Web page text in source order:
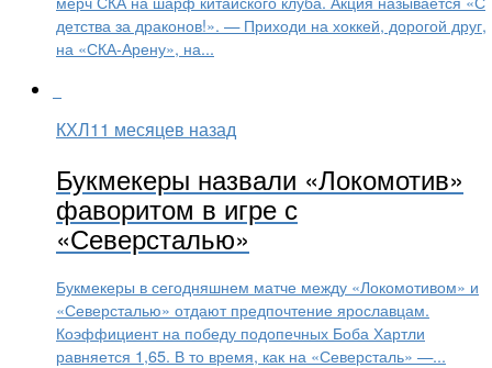
детства за драконов!». — Приходи на хоккей, дорогой друг,
на «СКА-Арену», на...
КХЛ11 месяцев назад
Букмекеры назвали «Локомотив»
фаворитом в игре с
«Северсталью»
Букмекеры в сегодняшнем матче между «Локомотивом» и
«Северсталью» отдают предпочтение ярославцам.
Коэффициент на победу подопечных Боба Хартли
равняется 1,65. В то время, как на «Северсталь» —...